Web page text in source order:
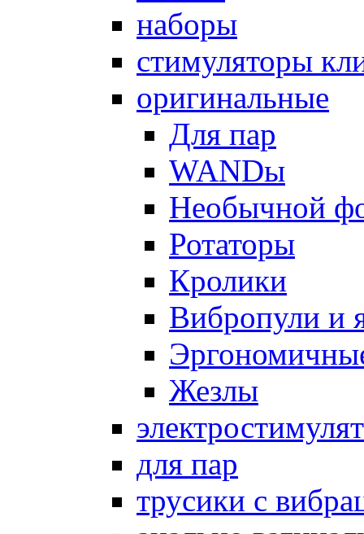
наборы
стимуляторы
оригинальные
Для пар
WANDы
Необычной
Ротаторы
Кролики
Вибропули и
Жезлы
для пар
трусики с